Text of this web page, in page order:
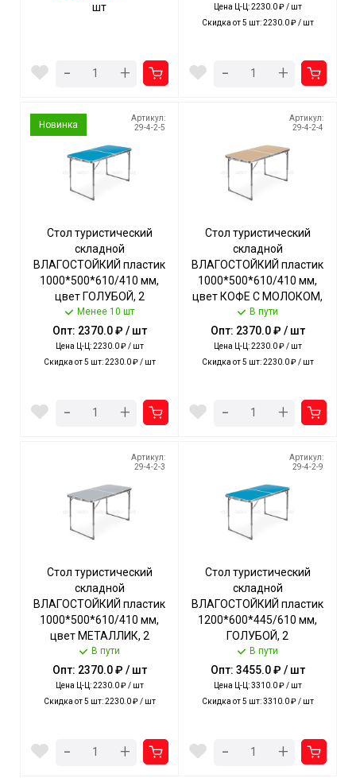
шт
- +
кг арт. ССТ-3 NIKA [1]
Цена Ц-Ц: 2230.0 ₽ / шт
Скидка от 5 шт: 2230.0 ₽ / шт
- +
Новинка
Артикул:
29-4-2-5
Стол туристический
складной
ВЛАГОСТОЙКИЙ пластик
1000*500*610/410 мм,
цвет ГОЛУБОЙ, 2
полож.высоты,
допуст.нагрузка 20 кг арт.
ССТ-3/4 NIKA [1]
Менее 10 шт
Опт: 2370.0 ₽ / шт
Цена Ц-Ц: 2230.0 ₽ / шт
Скидка от 5 шт: 2230.0 ₽ / шт
- +
Артикул:
29-4-2-4
Стол туристический
складной
ВЛАГОСТОЙКИЙ пластик
1000*500*610/410 мм,
цвет КОФЕ С МОЛОКОМ,
2 полож.высоты,
допуст.нагрузка 20 кг арт.
ССТ-3/5 NIKA [1]
В пути
Опт: 2370.0 ₽ / шт
Цена Ц-Ц: 2230.0 ₽ / шт
Скидка от 5 шт: 2230.0 ₽ / шт
- +
Артикул:
29-4-2-3
Стол туристический
складной
ВЛАГОСТОЙКИЙ пластик
1000*500*610/410 мм,
цвет МЕТАЛЛИК, 2
полож.высоты,
допуст.нагрузка 20 кг арт.
ССТ-3/1 NIKA [1]
В пути
Опт: 2370.0 ₽ / шт
Цена Ц-Ц: 2230.0 ₽ / шт
Скидка от 5 шт: 2230.0 ₽ / шт
- +
Артикул:
29-4-2-9
Стол туристический
складной
ВЛАГОСТОЙКИЙ пластик
1200*600*445/610 мм,
ГОЛУБОЙ, 2
полож.высоты стола,
допуст.нагрузка стола
20кг арт. ССТ-6/4 NIKA [1]
В пути
Опт: 3455.0 ₽ / шт
Цена Ц-Ц: 3310.0 ₽ / шт
Скидка от 5 шт: 3310.0 ₽ / шт
- +